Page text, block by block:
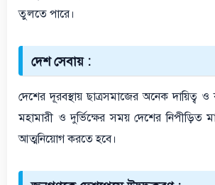
তুলতে পারে।
দেশ সেবায় :
দেশের দূরবস্থায় ছাত্রসমাজের অনেক দায়িত্ব ও
মহামারী ও দুর্ভিক্ষের সময় দেশের নিপীড়িত
আত্মনিয়োগ করতে হবে।